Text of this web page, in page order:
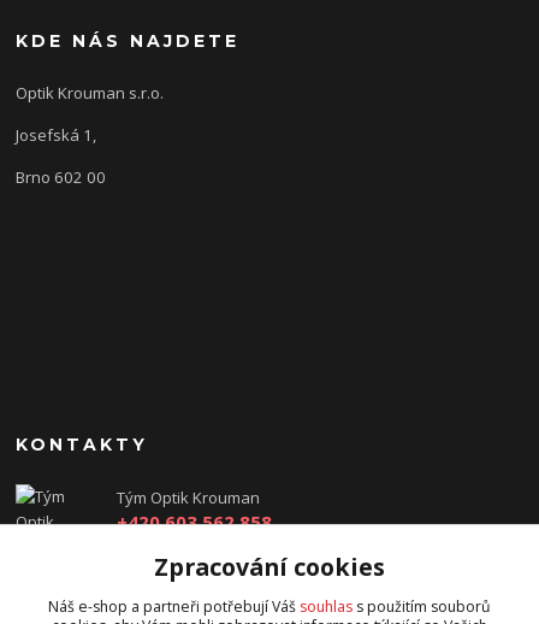
KDE NÁS NAJDETE
Optik Krouman s.r.o.
Josefská 1,
Brno 602 00
KONTAKTY
Tým Optik Krouman
+420 603 562 858
info@optikkrouman.cz
Zpracování cookies
Náš e-shop a partneři potřebují Váš souhlas s použitím souborů